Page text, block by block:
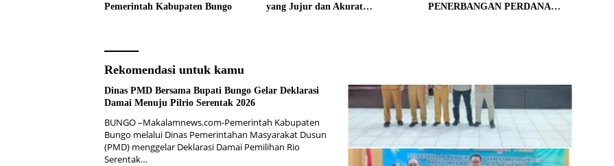
Pemerintah Kabupaten Bungo
yang Jujur dan Akurat
PENERBANGAN PERDANA
Rekomendasi untuk kamu
Dinas PMD Bersama Bupati Bungo Gelar Deklarasi
Damai Menuju Pilrio Serentak 2026
BUNGO –Makalamnews.com-Pemerintah Kabupaten
Bungo melalui Dinas Pemerintahan Masyarakat Dusun
(PMD) menggelar Deklarasi Damai Pemilihan Rio
Serentak…